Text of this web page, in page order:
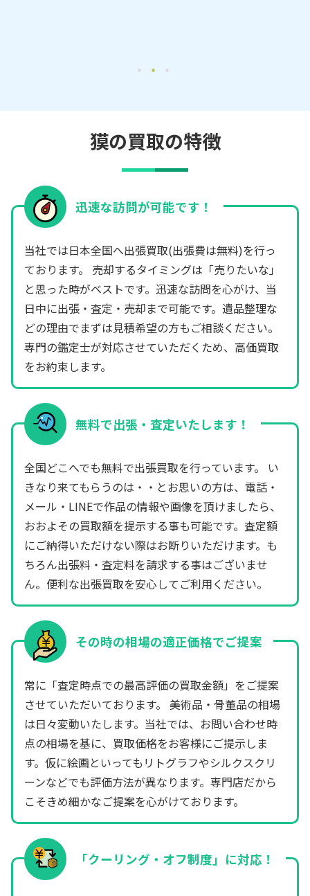
獏の買取の特徴
迅速な訪問が可能です！
当社では日本全国へ出張買取(出張費は無料)を行っ
ております。 売却するタイミングは「売りたいな」
と思った時がベストです。迅速な訪問を心がけ、当
日中に出張・査定・売却まで可能です。遺品整理な
どの理由でまずは見積希望の方もご相談ください。
専門の鑑定士が対応させていただくため、高価買取
をお約束します。
無料で出張・査定いたします！
全国どこへでも無料で出張買取を行っています。 い
きなり来てもらうのは・・とお思いの方は、電話・
メール・LINEで作品の情報や画像を頂けましたら、
おおよその買取額を提示する事も可能です。査定額
にご納得いただけない際はお断りいただけます。も
ちろん出張料・査定料を請求する事はございませ
ん。便利な出張買取を安心してご利用ください。
その時の相場の適正価格でご提案
常に「査定時点での最高評価の買取金額」をご提案
させていただいております。 美術品・骨董品の相場
は日々変動いたします。当社では、お問い合わせ時
点の相場を基に、買取価格をお客様にご提示しま
す。仮に絵画といってもリトグラフやシルクスクリ
ーンなどでも評価方法が異なります。専門店だから
こそきめ細かなご提案を心がけております。
「クーリング・オフ制度」に対応！